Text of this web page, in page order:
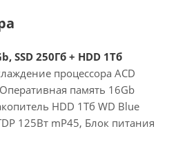
SSD 250Гб + HDD 1Тб
процессора ACD
память 16Gb
HDD 1Тб WD Blue
125Вт mP45, Блок питания